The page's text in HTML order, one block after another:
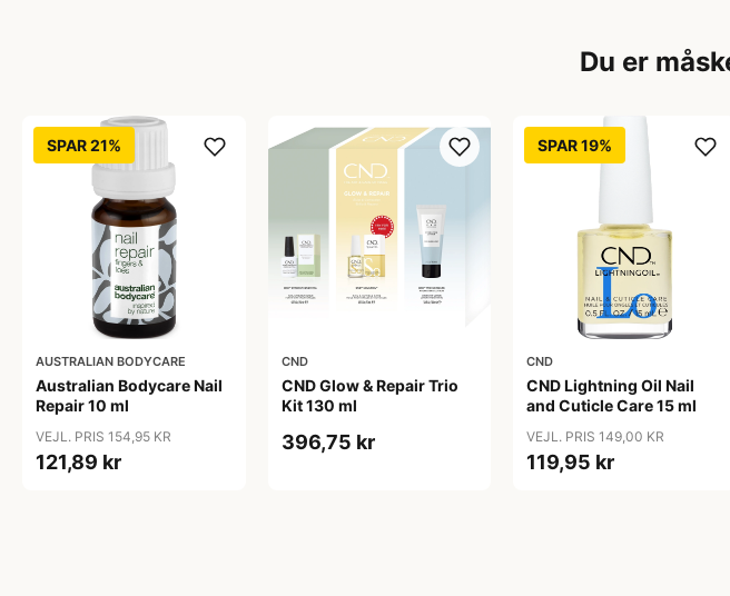
Du er
SPAR 21%
AUSTRALIAN BODYCARE
Australian Bodycare Nail
Repair 10 ml
VEJL. PRIS 154,95 KR
121,89 kr
CND
CND Glow & Repair Trio
Kit 130 ml
396,75 kr
SPAR 19%
CND
CND Lightning Oil Nail
and Cuticle Care 15 ml
VEJL. PRIS 149,00 KR
119,95 kr